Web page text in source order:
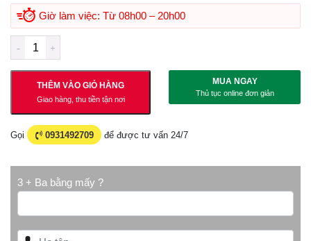
Giờ làm việc: Từ 08h00 – 20h00
THÊM VÀO GIỎ HÀNG
Giao hàng, thu tiền tận nơi
MUA NGAY
Thủ tục online đơn giản
Gọi 0931492709 để được tư vấn 24/7
3 + Ba bằng mấy ?